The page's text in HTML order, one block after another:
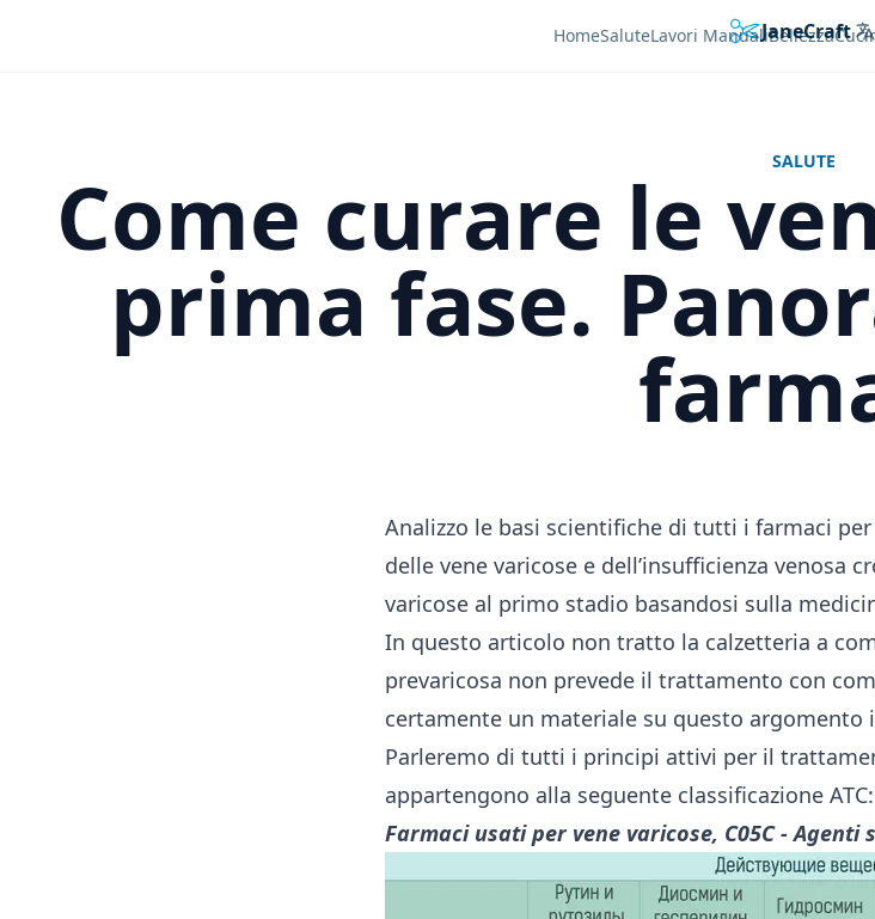
JaneCraft
HomeSaluteLavori ManualiBellezza
SALUTE
Come curare le
prima fase.
Analizzo le basi scientifiche di tutti i farmaci
delle vene varicose e dell’insufficienza venosa
varicose al primo stadio basandosi sulla
In questo articolo non tratto la calzetteria a
prevaricosa non prevede il trattamento con
certamente un materiale su questo argomento
Parleremo di tutti i principi attivi per il
appartengono alla seguente classificazione ATC:
Farmaci usati per vene varicose, C05C -